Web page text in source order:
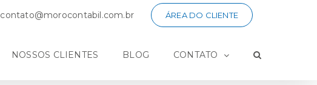
contato@morocontabil.com.br ÁREA DO CLIENTE
NOSSOS CLIENTES BLOG CONTATO